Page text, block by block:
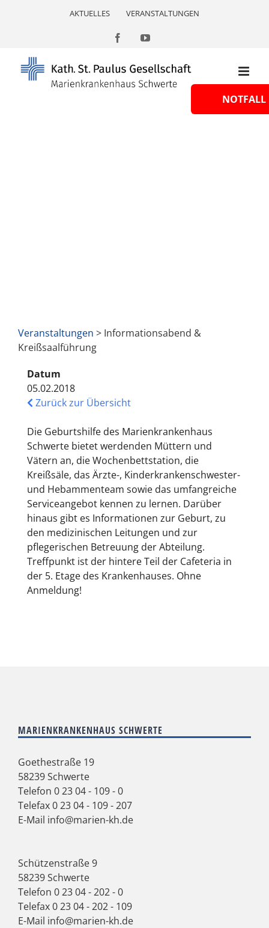
AKTUELLES VERANSTALTUNGEN
FacebookYouTube
Veranstaltungen > Informationsabend &
Kreißsaalführung
Datum
05.02.2018
Zurück zur Übersicht
Die Geburtshilfe des Marienkrankenhaus
Schwerte bietet werdenden Müttern und
Vätern an, die Wochenbettstation, die
Kreißsäle, das Ärzte-, Kinderkrankenschwester-
und Hebammenteam sowie das umfangreiche
Serviceangebot kennen zu lernen. Darüber
hinaus gibt es Informationen zur Geburt, zu
den medizinischen Leitungen und zur
pflegerischen Betreuung der Abteilung.
Treffpunkt ist der hintere Teil der Cafeteria in
der 5. Etage des Krankenhauses. Ohne
Anmeldung!
MARIENKRANKENHAUS SCHWERTE
Goethestraße 19
58239 Schwerte
Telefon 0 23 04 - 109 - 0
Telefax 0 23 04 - 109 - 207
E-Mail info@marien-kh.de
Schützenstraße 9
58239 Schwerte
Telefon 0 23 04 - 202 - 0
Telefax 0 23 04 - 202 - 109
E-Mail info@marien-kh.de
NOTFALL